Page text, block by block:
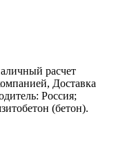
расчет
Доставка
Россия;
(бетон).